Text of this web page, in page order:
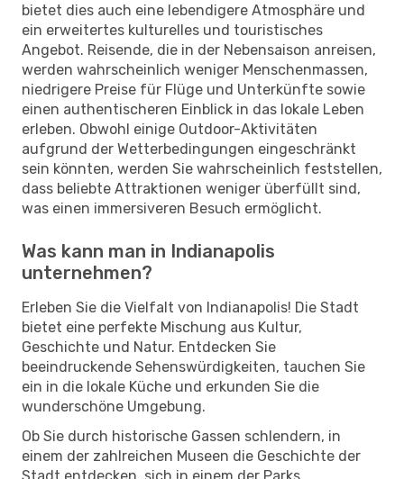
bietet dies auch eine lebendigere Atmosphäre und
ein erweitertes kulturelles und touristisches
Angebot. Reisende, die in der Nebensaison anreisen,
werden wahrscheinlich weniger Menschenmassen,
niedrigere Preise für Flüge und Unterkünfte sowie
einen authentischeren Einblick in das lokale Leben
erleben. Obwohl einige Outdoor-Aktivitäten
aufgrund der Wetterbedingungen eingeschränkt
sein könnten, werden Sie wahrscheinlich feststellen,
dass beliebte Attraktionen weniger überfüllt sind,
was einen immersiveren Besuch ermöglicht.
Was kann man in Indianapolis
unternehmen?
Erleben Sie die Vielfalt von Indianapolis! Die Stadt
bietet eine perfekte Mischung aus Kultur,
Geschichte und Natur. Entdecken Sie
beeindruckende Sehenswürdigkeiten, tauchen Sie
ein in die lokale Küche und erkunden Sie die
wunderschöne Umgebung.
Ob Sie durch historische Gassen schlendern, in
einem der zahlreichen Museen die Geschichte der